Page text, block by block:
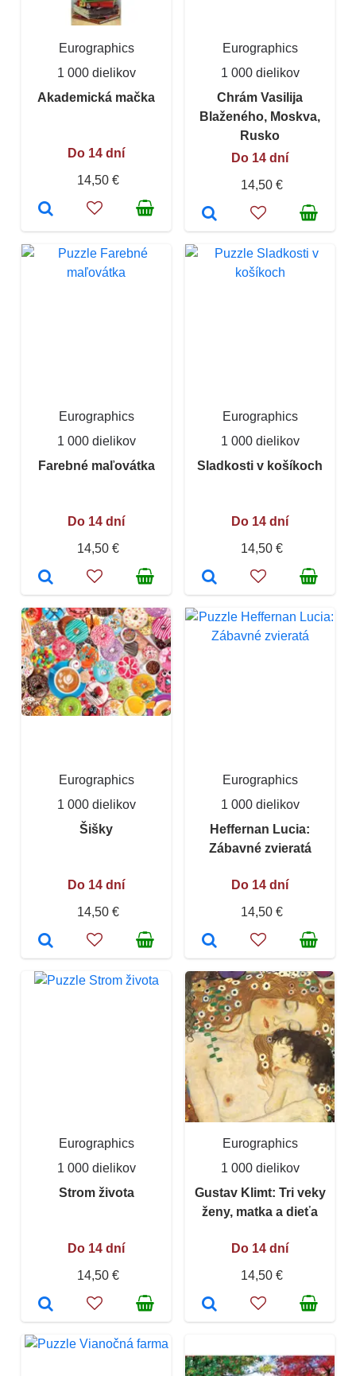
Eurographics
1 000 dielikov
Akademická mačka
Do 14 dní
14,50 €
Eurographics
1 000 dielikov
Chrám Vasilija
Blaženého, Moskva,
Rusko
Do 14 dní
14,50 €
Eurographics
1 000 dielikov
Farebné maľovátka
Do 14 dní
14,50 €
Eurographics
1 000 dielikov
Sladkosti v košíkoch
Do 14 dní
14,50 €
Eurographics
1 000 dielikov
Šišky
Do 14 dní
14,50 €
Eurographics
1 000 dielikov
Heffernan Lucia:
Zábavné zvieratá
Do 14 dní
14,50 €
Eurographics
1 000 dielikov
Strom života
Do 14 dní
14,50 €
Eurographics
1 000 dielikov
Gustav Klimt: Tri veky
ženy, matka a dieťa
Do 14 dní
14,50 €